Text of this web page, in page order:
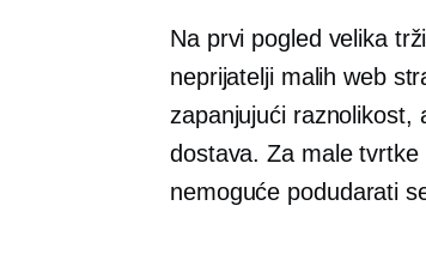
Na prvi pogled velika
neprijatelji malih web
zapanjujućiraznolikost,
dostava. Za male
nemoguće podudarati